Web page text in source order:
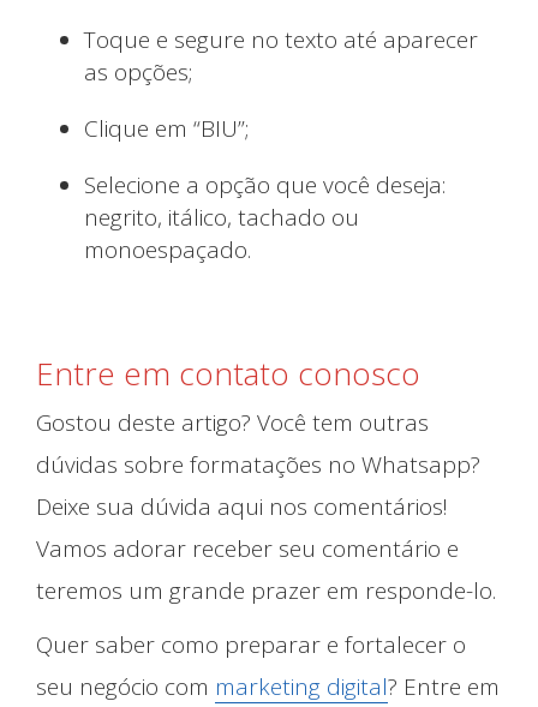
Blog
Toque e segure no texto até aparecer
as opções;
Clique em “BIU”;
Selecione a opção que você deseja:
negrito, itálico, tachado ou
monoespaçado.
Entre em contato conosco
Gostou deste artigo? Você tem outras
dúvidas sobre formatações no Whatsapp?
Deixe sua dúvida aqui nos comentários!
Vamos adorar receber seu comentário e
teremos um grande prazer em responde-lo.
Quer saber como preparar e fortalecer o
seu negócio com marketing digital? Entre em